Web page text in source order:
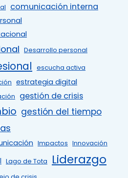
comunicación interna
Desarrollo personal
escucha activa
estrategia digital
gestión de crisis
gestión del tiempo
Impactos Innovación
Lago de Tota Liderazgo